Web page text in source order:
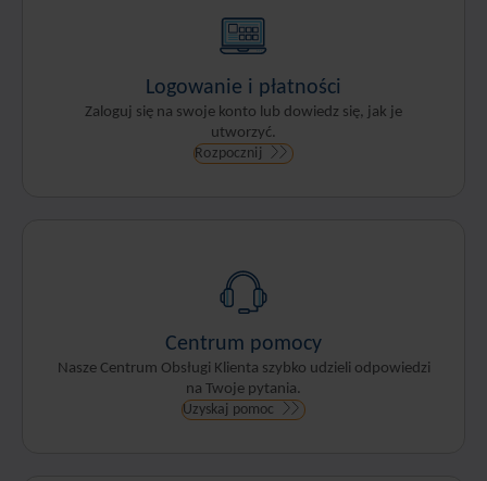
Logowanie i płatności
Zaloguj się na swoje konto lub dowiedz się, jak je
utworzyć.
Rozpocznij
Centrum pomocy
Nasze Centrum Obsługi Klienta szybko udzieli odpowiedzi
na Twoje pytania.
Uzyskaj pomoc